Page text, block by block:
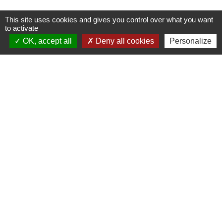
Nous contacter
Commune de Puylaurens
This site uses cookies and gives you control over what you want
to activate
OK, accept all
Deny all cookies Personalize